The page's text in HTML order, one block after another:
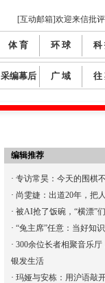
[互动邮箱]欢迎来信批
体 育 环 球 科
采编幕后 广 域 往
编辑推荐
· 专访常昊：今天的围棋
· 尚雯婕：出道20年，把
· 被AI抢了饭碗，“横漂”
· “兔主席”任意：当好知
· 300余位长者相聚音乐
银发生活
· 玛娅与安栋：用沪语敲